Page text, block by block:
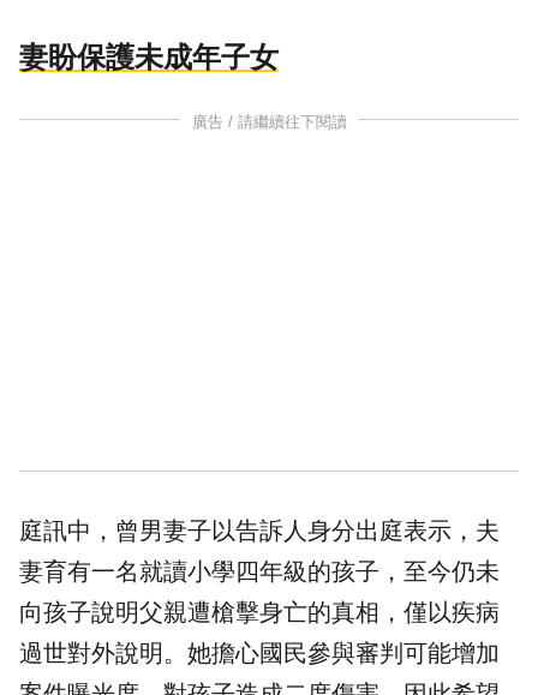
妻盼保護未成年子女
廣告 / 請繼續往下閱讀
庭訊中，曾男妻子以告訴人身分出庭表示，夫
妻育有一名就讀小學四年級的孩子，至今仍未
向孩子說明父親遭槍擊身亡的真相，僅以疾病
過世對外說明。她擔心國民參與審判可能增加